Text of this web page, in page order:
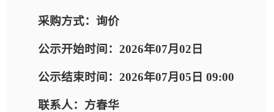
采购方式：询价
公示开始时间：2026年07月02日
公示结束时间：2026年07月05日 09:00
联系人：方春华